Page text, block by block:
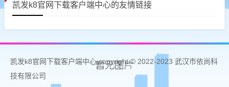
凯发k8官网下载客户端中心的友情链接
凯发k8官网下载客户端中心 copyright © 2022-2023 武汉市依尚科
技有限公司